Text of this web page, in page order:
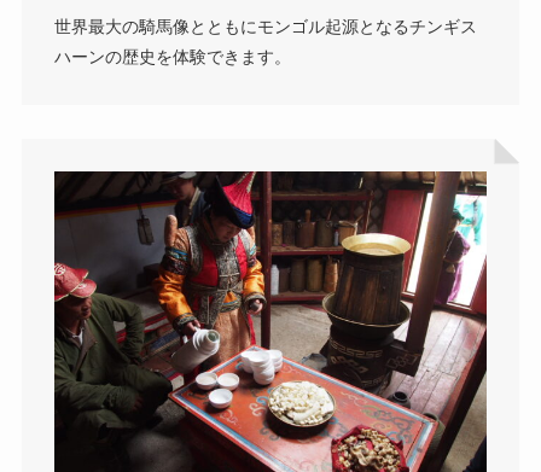
世界最大の騎馬像とともにモンゴル起源となるチンギス
ハーンの歴史を体験できます。